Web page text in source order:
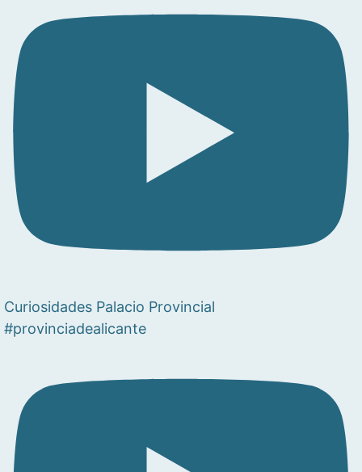
Curiosidades Palacio Provincial
#provinciadealicante